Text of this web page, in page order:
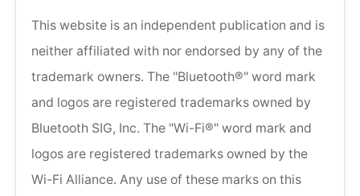
This website is an independent publication and is
neither affiliated with nor endorsed by any of the
trademark owners. The "Bluetooth®" word mark
and logos are registered trademarks owned by
Bluetooth SIG, Inc. The "Wi-Fi®" word mark and
logos are registered trademarks owned by the
Wi-Fi Alliance. Any use of these marks on this